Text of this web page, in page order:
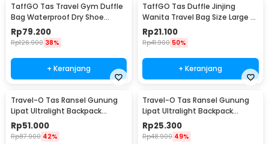
TaffGO Tas Travel Gym Duffle
Bag Waterproof Dry Shoe
Compartment - C42
Rp79.200
Rp126.900 38%
+ Keranjang
TaffGO Tas Duffle Jinjing
Wanita Travel Bag Size Large -
X78
Rp21.100
Rp41.900 50%
+ Keranjang
Travel-O Tas Ransel Gunung
Lipat Ultralight Backpack
Waterproof - LC19
Rp51.000
Rp87.900 42%
Travel-O Tas Ransel Gunung
Lipat Ultralight Backpack
Waterproof - LC21
Rp25.300
Rp48.900 49%